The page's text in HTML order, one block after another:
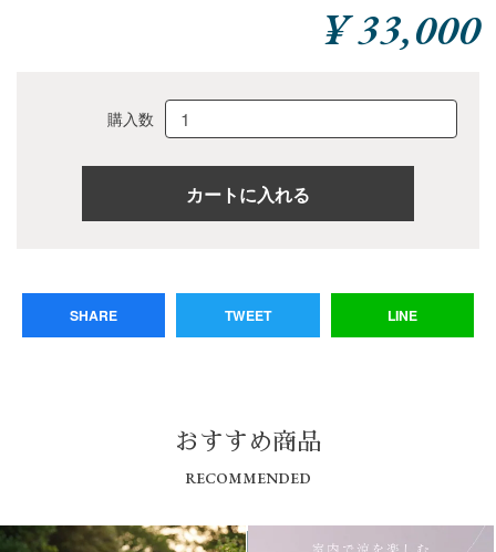
¥ 33,000
購入数
SHARE TWEET LINE
おすすめ商品
RECOMMENDED